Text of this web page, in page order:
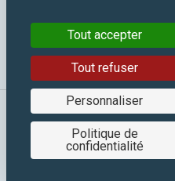
SUIVEZ-NOUS :
Facebook
Instagram
Mentions légales-CGV-Politique
Copyright 2019 © Prêt à Partir.
sans l’autorisation
Tout accepter
Tout refuser
Personnaliser
Politique de
confidentialité